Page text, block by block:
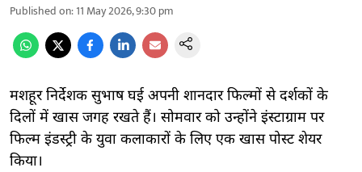
Published on:11 May 2026, 9:30 pm
मशहूर निर्देशक सुभाष घई अपनी शानदार फिल्मों से दर्शकों के
दिलों में खास जगह रखते हैं। सोमवार को उन्होंने इंस्टाग्राम पर
फिल्म इंडस्ट्री के युवा कलाकारों के लिए एक खास पोस्ट शेयर
किया।